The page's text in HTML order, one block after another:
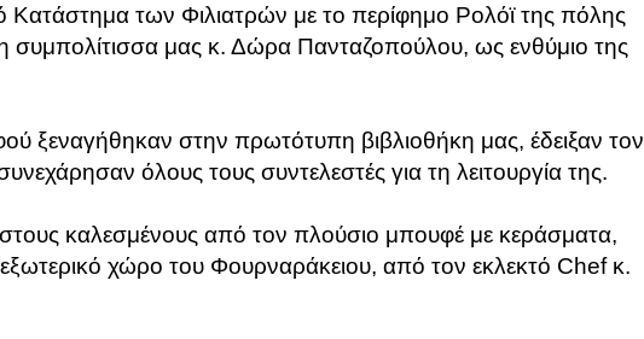
Κατάστημα των Φιλιατρών με το περίφημο Ρολόϊ της πόλης
συμπολίτισσα μας κ. Δώρα Πανταζοπούλου, ως ενθύμιο της
ξεναγήθηκαν στην πρωτότυπη βιβλιοθήκη μας, έδειξαν τον
όλους τους συντελεστές για τη λειτουργία της.
καλεσμένους από τον πλούσιο μπουφέ με κεράσματα,
χώρο του Φουρναράκειου, από τον εκλεκτό Chef κ.